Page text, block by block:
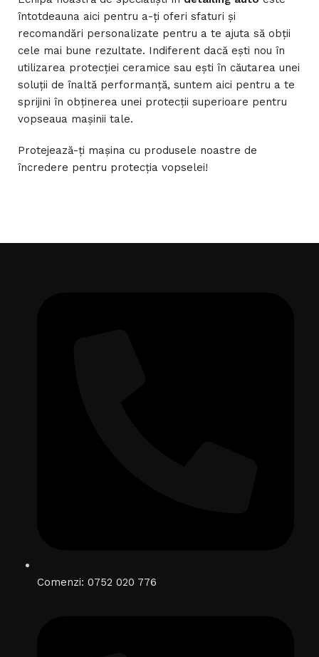
întotdeauna aici pentru a-ți oferi sfaturi și
recomandări personalizate pentru a te ajuta să obții
cele mai bune rezultate. Indiferent dacă ești nou în
utilizarea protecției ceramice sau ești în căutarea unei
soluții de înaltă performanță, suntem aici pentru a te
sprijini în obținerea unei protecții superioare pentru
vopseaua mașinii tale.
Protejează-ți mașina cu produsele noastre de
încredere pentru protecția vopselei!
Comenzi: 0752 020 776